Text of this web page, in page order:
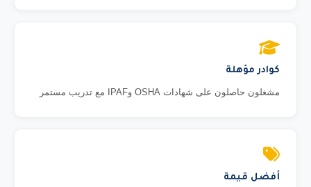
كوادر مؤهلة
مشغلون حاصلون على شهادات OSHA وIPAF مع تدريب مستمر
أفضل قيمة